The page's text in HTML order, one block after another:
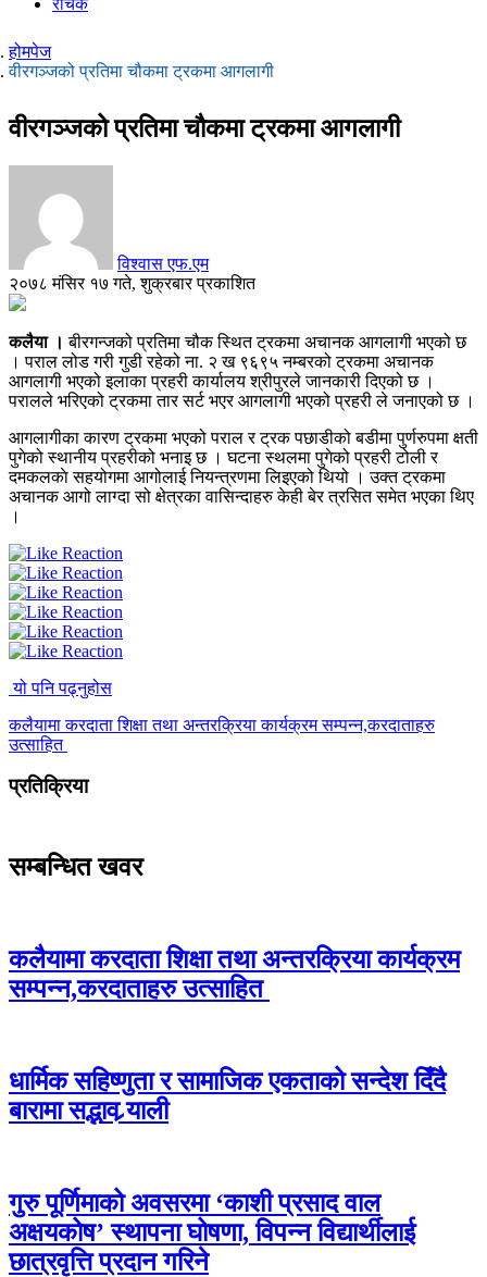
रोचक
होमपेज
वीरगञ्जको प्रतिमा चौकमा ट्रकमा आगलागी
वीरगञ्जको प्रतिमा चौकमा ट्रकमा आगलागी
विश्वास एफ.एम
२०७८ मंसिर १७ गते, शुक्रबार प्रकाशित
कलैया ।बीरगन्जको प्रतिमा चौक स्थित ट्रकमा अचानक आगलागी भएको छ
। पराल लोड गरी गुडी रहेको ना. २ ख ९६९५ नम्बरको ट्रकमा अचानक
आगलागी भएको इलाका प्रहरी कार्यालय श्रीपुरले जानकारी दिएको छ ।
परालले भरिएको ट्रकमा तार सर्ट भएर आगलागी भएको प्रहरी ले जनाएको छ ।
आगलागीका कारण ट्रकमा भएको पराल र ट्रक पछाडीको बडीमा पुर्णरुपमा क्षती
पुगेको स्थानीय प्रहरीको भनाइ छ । घटना स्थलमा पुगेको प्रहरी टोली र
दमकलकाे सहयोगमा आगोलाई नियन्त्रणमा लिइएको थियो । उक्त ट्रकमा
अचानक आगो लाग्दा सो क्षेत्रका वासिन्दाहरु केही बेर त्रसित समेत भएका थिए
।
यो पनि पढ्नुहोस
कलैयामा करदाता शिक्षा तथा अन्तरक्रिया कार्यक्रम सम्पन्न,करदाताहरु
उत्साहित
प्रतिक्रिया
सम्बन्धित खवर
कलैयामा करदाता शिक्षा तथा अन्तरक्रिया कार्यक्रम
सम्पन्न,करदाताहरु उत्साहित
धार्मिक सहिष्णुता र सामाजिक एकताको सन्देश दिँदै
बारामा सद्भाव र्‍याली
गुरु पूर्णिमाको अवसरमा ‘काशी प्रसाद वाल
अक्षयकोष’ स्थापना घोषणा, विपन्न विद्यार्थीलाई
छात्रवृत्ति प्रदान गरिने